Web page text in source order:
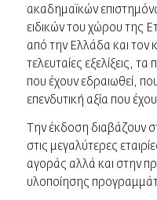
ακαδημαϊκών
ειδικών του χώρου της
από την Ελλάδα και τον
τελευταίες εξελίξεις,
που έχουν εδραιωθεί,
επενδυτική αξία που
Την έκδοση διαβάζουν
στις μεγαλύτερες
αγοράς αλλά και στην
υλοποίησης